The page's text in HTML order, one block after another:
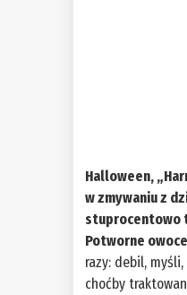
Halloween,
w zmywaniu z
stuprocentowo
Potworne owoce
razy: debil,
choćby